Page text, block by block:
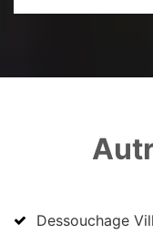
Dessouchage